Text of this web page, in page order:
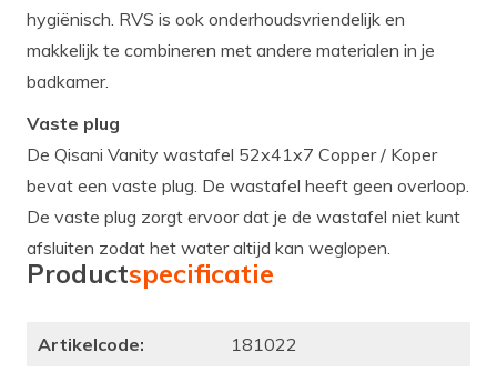
hygiënisch. RVS is ook onderhoudsvriendelijk en
makkelijk te combineren met andere materialen in je
badkamer.
Vaste plug
De Qisani Vanity wastafel 52x41x7 Copper / Koper
bevat een vaste plug. De wastafel heeft geen overloop.
De vaste plug zorgt ervoor dat je de wastafel niet kunt
afsluiten zodat het water altijd kan weglopen.
Productspecificatie
Artikelcode:
181022